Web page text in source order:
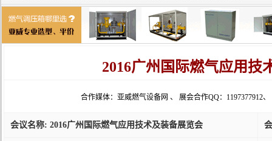
2016广州国际燃气应用技
合作媒体：亚威燃气设备网 、 展会合作QQ：1197377912、
会议名称: 2016广州国际燃气应用技术及装备展览会